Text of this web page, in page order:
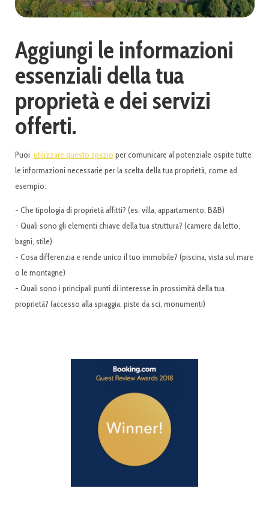
Aggiungi le informazioni
essenziali della tua
proprietà e dei servizi
offerti.
Puoi utilizzare questo spazio per comunicare al potenziale ospite tutte
le informazioni necessarie per la scelta della tua proprietà, come ad
esempio:
- Che tipologia di proprietà affitti? (es. villa, appartamento, B&B)
- Quali sono gli elementi chiave della tua struttura? (camere da letto,
bagni, stile)
- Cosa differenzia e rende unico il tuo immobile? (piscina, vista sul mare
o le montagne)
- Quali sono i principali punti di interesse in prossimità della tua
proprietà? (accesso alla spiaggia, piste da sci, monumenti)